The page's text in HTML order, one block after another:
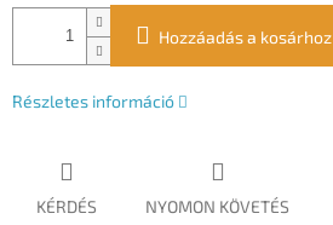
Hozzáadás a kosárhoz
Részletes információ
KÉRDÉS NYOMON KÖVETÉS